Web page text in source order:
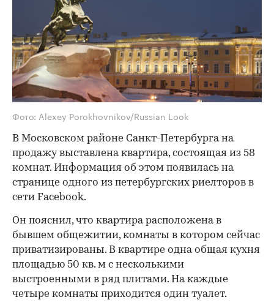
Фото: Alexey Porokhovnikov/Russian Look
В Московском районе Санкт-Петербурга на
продажу выставлена квартира, состоящая из 58
комнат. Информация об этом появилась на
странице одного из петербургских риелторов в
сети Facebook.
Он пояснил, что квартира расположена в
бывшем общежитии, комнаты в котором сейчас
приватизированы. В квартире одна общая кухня
площадью 50 кв. м с несколькими
выстроенными в ряд плитами. На каждые
четыре комнаты приходится один туалет.